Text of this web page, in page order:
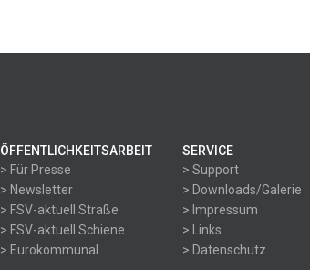
ÖFFENTLICHKEITSARBEIT
> Für Presse
> Newsletter
> FSV-aktuell Straße
> FSV-aktuell Schiene
> Eurokommunal
SERVICE
> Support
> Downloads/Galerie
> Impressum
> Links
> Datenschutz